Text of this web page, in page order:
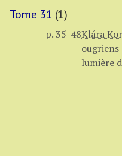
Tome 31 (1)
p. 35-48Klára
ougriens
lumière